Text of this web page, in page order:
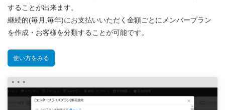
することが出来ます。
継続的(毎月,毎年)にお支払いいただく金額ごとにメンバープラン
を作成・お客様を分類することが可能です。
使い方をみる